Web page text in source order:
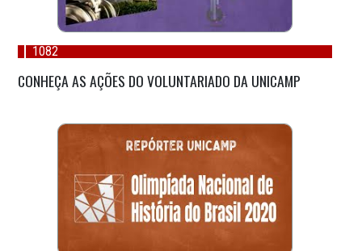
1082
CONHEÇA AS AÇÕES DO VOLUNTARIADO DA UNICAMP